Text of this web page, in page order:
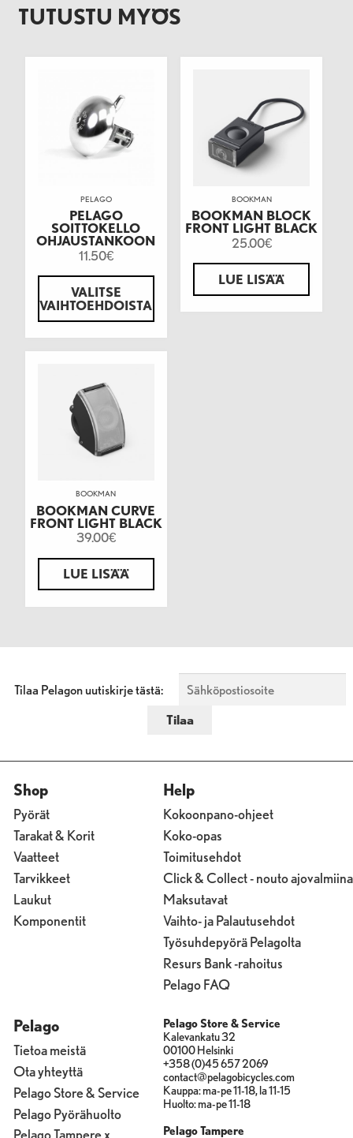
TUTUSTU MYÖS
PELAGO
PELAGO
SOITTOKELLO
OHJAUSTANKOON
11.50€
VALITSE
VAIHTOEHDOISTA
BOOKMAN
BOOKMAN BLOCK
FRONT LIGHT BLACK
25.00€
LUE LISÄÄ
BOOKMAN
BOOKMAN CURVE
FRONT LIGHT BLACK
39.00€
LUE LISÄÄ
Tilaa Pelagon uutiskirje tästä:
Shop
Pyörät
Tarakat & Korit
Vaatteet
Tarvikkeet
Laukut
Komponentit
Help
Kokoonpano-ohjeet
Koko-opas
Toimitusehdot
Click & Collect - nouto ajovalmiina
Maksutavat
Vaihto- ja Palautusehdot
Työsuhdepyörä Pelagolta
Resurs Bank -rahoitus
Pelago FAQ
Pelago
Tietoa meistä
Ota yhteyttä
Pelago Store & Service
Pelago Pyörähuolto
Pelago Store & Service
Kalevankatu 32
00100 Helsinki
+358 (0)45 657 2069
contact@pelagobicycles.com
Kauppa: ma-pe 11-18, la 11-15
Huolto: ma-pe 11-18
Pelago Tampere